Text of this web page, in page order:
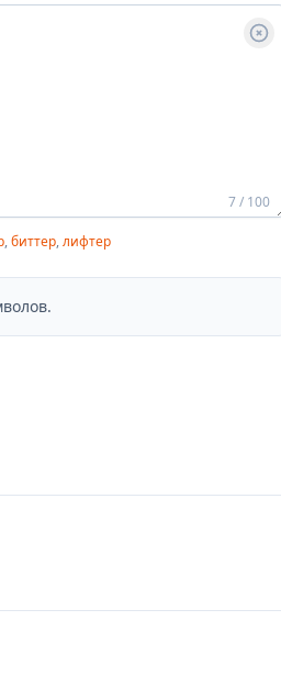
7 / 100
,биттер,лифтер